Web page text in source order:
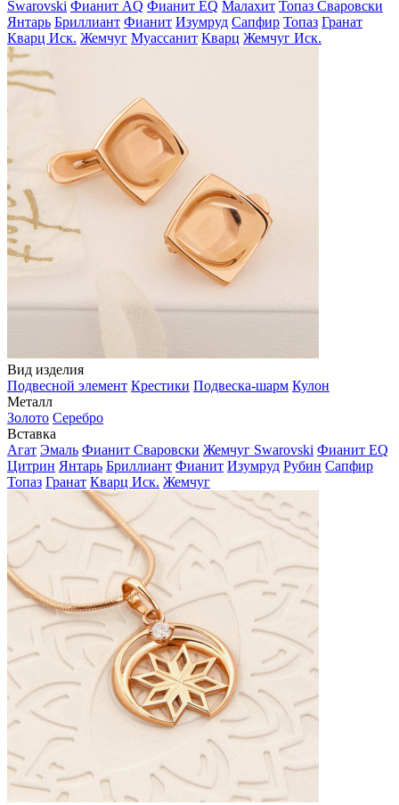
Swarovski Фианит AQ Фианит EQ Малахит Топаз Сваровски
Янтарь Бриллиант Фианит Изумруд Сапфир Топаз Гранат
Кварц Иск. Жемчуг Муассанит Кварц Жемчуг Иск.
Вид изделия
Подвесной элемент Крестики Подвеска-шарм Кулон
Металл
Золото Серебро
Вставка
Агат Эмаль Фианит Сваровски Жемчуг Swarovski Фианит EQ
Цитрин Янтарь Бриллиант Фианит Изумруд Рубин Сапфир
Топаз Гранат Кварц Иск. Жемчуг